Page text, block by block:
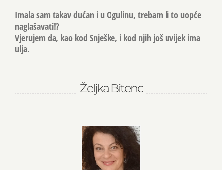
Imala sam takav dućan i u Ogulinu, trebam li to uopće
naglašavati!?
Vjerujem da, kao kod Snješke, i kod njih još uvijek ima
ulja.
Željka Bitenc